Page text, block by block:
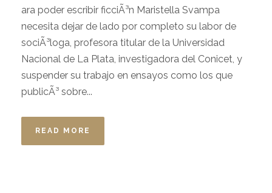
ara poder escribir ficciÃ³n Maristella Svampa
necesita dejar de lado por completo su labor de
sociÃ³loga, profesora titular de la Universidad
Nacional de La Plata, investigadora del Conicet, y
suspender su trabajo en ensayos como los que
publicÃ³ sobre...
READ MORE